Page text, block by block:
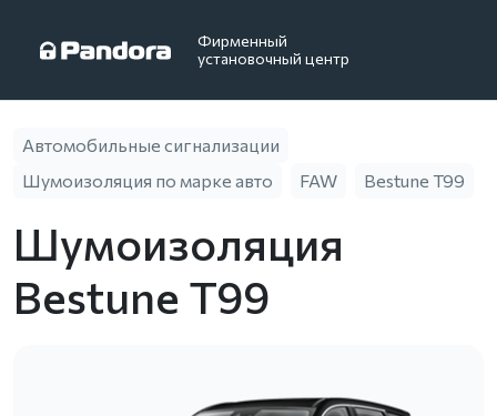
Фирменный
установочный центр
Автомобильные сигнализации
Шумоизоляция по марке авто
FAW Bestune T99
Шумоизоляция
Bestune T99